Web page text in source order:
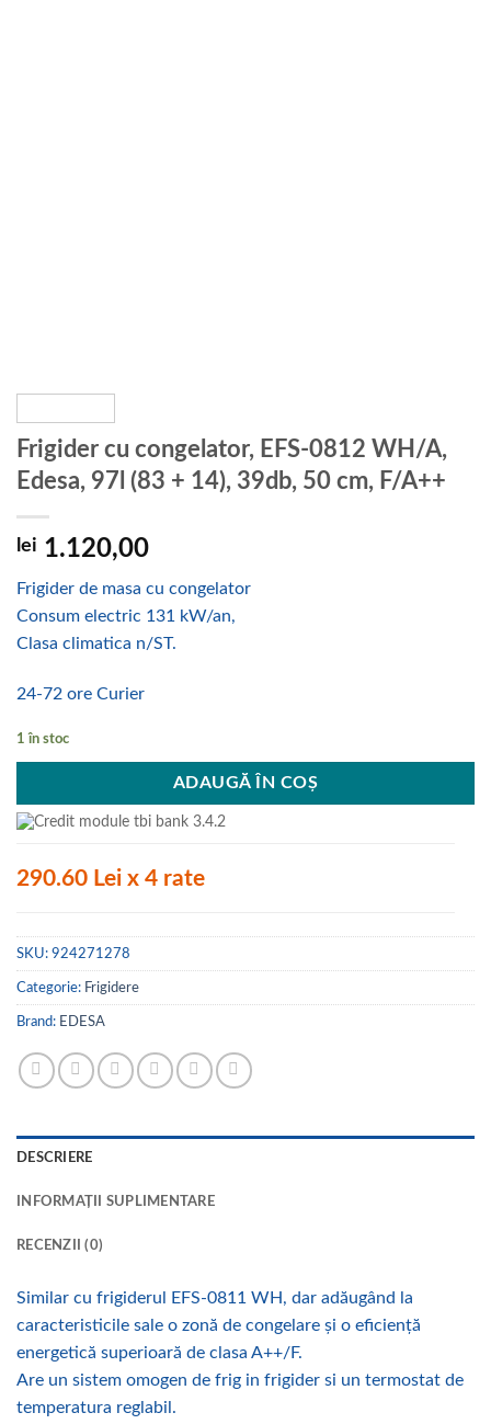
Frigider cu congelator, EFS-0812 WH/A,
Edesa, 97l (83 + 14), 39db, 50 cm, F/A++
lei 1.120,00
Frigider de masa cu congelator
Consum electric 131 kW/an,
Clasa climatica n/ST.
24-72 ore Curier
1 în stoc
ADAUGĂ ÎN COȘ
290.60 Lei x 4 rate
SKU: 924271278
Categorie: Frigidere
Brand: EDESA
DESCRIERE
INFORMAȚII SUPLIMENTARE
RECENZII (0)
Similar cu frigiderul EFS-0811 WH, dar adăugând la
caracteristicile sale o zonă de congelare și o eficiență
energetică superioară de clasa A++/F.
Are un sistem omogen de frig in frigider si un termostat de
temperatura reglabil.